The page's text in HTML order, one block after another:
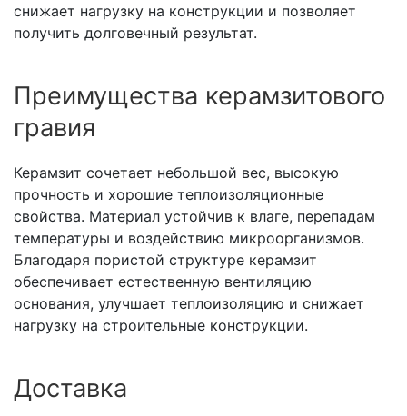
снижает нагрузку на конструкции и позволяет
получить долговечный результат.
Преимущества керамзитового
гравия
Керамзит сочетает небольшой вес, высокую
прочность и хорошие теплоизоляционные
свойства. Материал устойчив к влаге, перепадам
температуры и воздействию микроорганизмов.
Благодаря пористой структуре керамзит
обеспечивает естественную вентиляцию
основания, улучшает теплоизоляцию и снижает
нагрузку на строительные конструкции.
Доставка